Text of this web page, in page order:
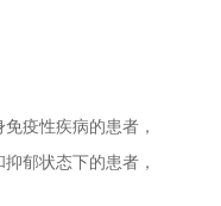
疫性疾病的患者，
郁状态下的患者，